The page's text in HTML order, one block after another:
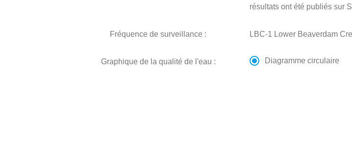
résultats ont été publiés sur
Fréquence de surveillance : LBC-1 Lower Beaverdam
Graphique de la qualité de l'eau : Diagramme circulaire